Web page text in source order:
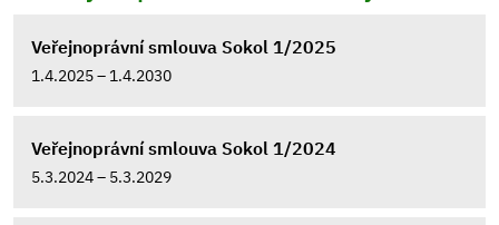
Veřejnoprávní smlouva Sokol 1/2025
1.4.2025 – 1.4.2030
Veřejnoprávní smlouva Sokol 1/2024
5.3.2024 – 5.3.2029